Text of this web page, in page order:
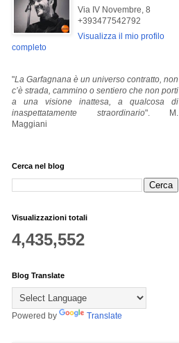
Via IV Novembre, 8
+393477542792
Visualizza il mio profilo
completo
"La Garfagnana è un universo contratto, non
c’è strada, cammino o sentiero che non porti
a una visione inattesa, a qualcosa di
inaspettatamente straordinario". M.
Maggiani
Cerca nel blog
Visualizzazioni totali
4,435,552
Blog Translate
Powered by Translate